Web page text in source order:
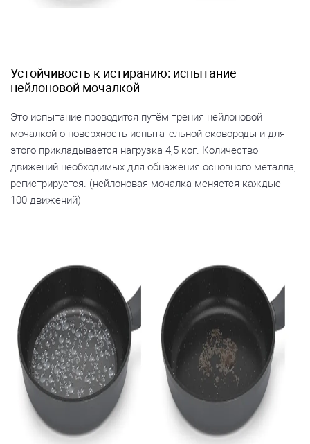
Устойчивость к истиранию: испытание
нейлоновой мочалкой
Это испытание проводится путём трения нейлоновой
мочалкой о поверхность испытательной сковороды и для
этого прикладывается нагрузка 4,5 ког. Количество
движений необходимых для обнажения основного металла,
регистрируется. (нейлоновая мочалка меняется каждые
100 движений)